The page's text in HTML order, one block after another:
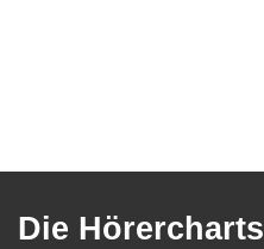
Die Hörercharts